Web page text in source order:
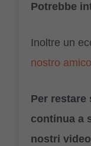
Potrebbe
Inoltre un
nostro
Per
continua a
nostri